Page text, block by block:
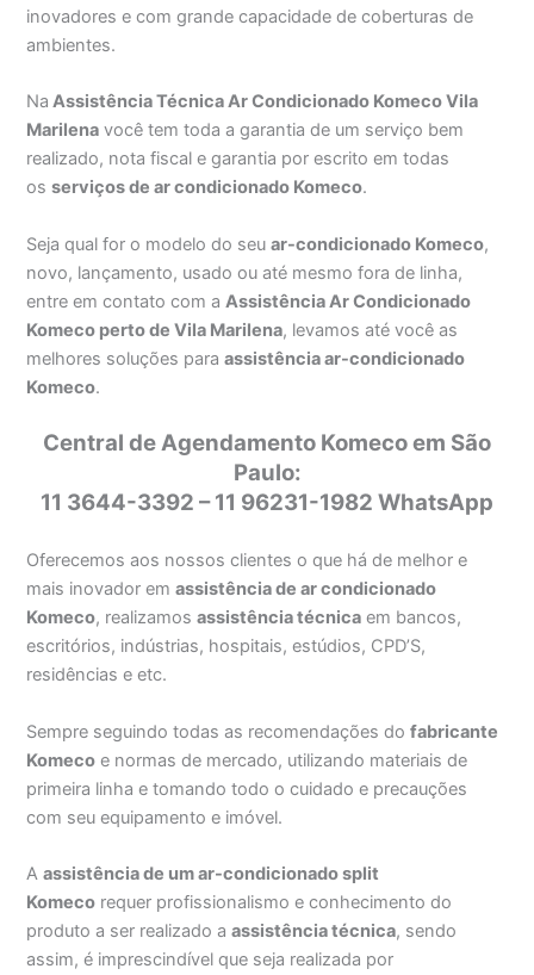
inovadores e com grande capacidade de coberturas de
ambientes.
Na Assistência Técnica Ar Condicionado Komeco Vila
Marilena você tem toda a garantia de um serviço bem
realizado, nota fiscal e garantia por escrito em todas
osserviços de ar condicionado Komeco.
Seja qual for o modelo do seuar-condicionado Komeco,
novo, lançamento, usado ou até mesmo fora de linha,
entre em contato com a Assistência Ar Condicionado
Komeco perto de Vila Marilena, levamos até você as
melhores soluções paraassistência ar-condicionado
Komeco.
Central de Agendamento Komeco em São
Paulo:
11 3644-3392 – 11 96231-1982 WhatsApp
Oferecemos aos nossos clientes o que há de melhor e
mais inovador emassistência de ar condicionado
Komeco, realizamosassistência técnica em bancos,
escritórios, indústrias, hospitais, estúdios, CPD’S,
residências e etc.
Sempre seguindo todas as recomendações dofabricante
Komeco e normas de mercado, utilizando materiais de
primeira linha e tomando todo o cuidado e precauções
com seu equipamento e imóvel.
Aassistência de um ar-condicionado split
Komeco requer profissionalismo e conhecimento do
produto a ser realizado aassistência técnica, sendo
assim, é imprescindível que seja realizada por